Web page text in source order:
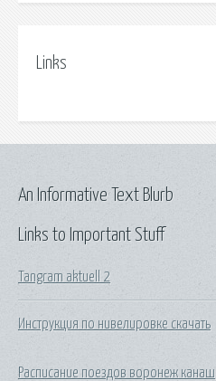
Links
Links to Important Stuff
Tangram aktuell 2
Инструкция по нивелировке скачать
Расписание поездов воронеж канаш
An Informative Text Blurb